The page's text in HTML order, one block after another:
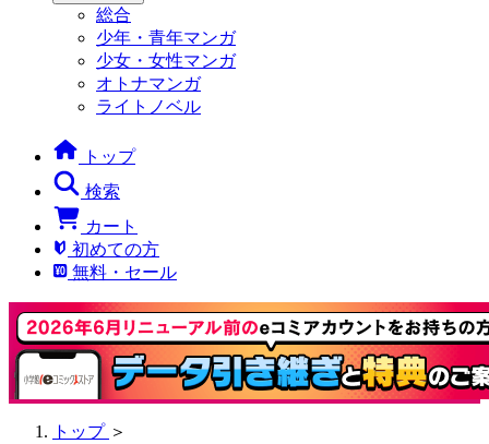
総合
少年・青年マンガ
少女・女性マンガ
オトナマンガ
ライトノベル
トップ
検索
カート
初めての方
無料・セール
トップ ＞